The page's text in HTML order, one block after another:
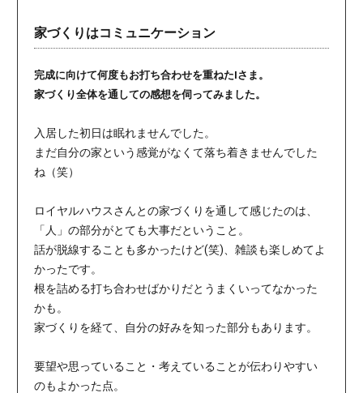
家づくりはコミュニケーション
完成に向けて何度もお打ち合わせを重ねたIさま。
家づくり全体を通しての感想を伺ってみました。
入居した初日は眠れませんでした。
まだ自分の家という感覚がなくて落ち着きませんでした
ね（笑）
ロイヤルハウスさんとの家づくりを通して感じたのは、
「人」の部分がとても大事だということ。
話が脱線することも多かったけど(笑)、雑談も楽しめてよ
かったです。
根を詰める打ち合わせばかりだとうまくいってなかった
かも。
家づくりを経て、自分の好みを知った部分もあります。
要望や思っていること・考えていることが伝わりやすい
のもよかった点。